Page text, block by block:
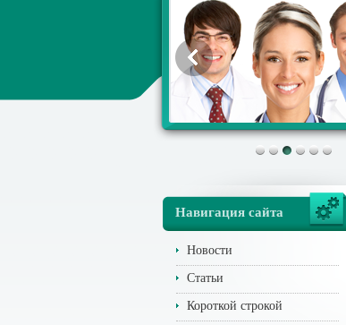
Навигация сайта
Новости
Статьи
Короткой строкой